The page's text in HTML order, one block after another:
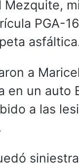
PGA-
a
en un auto
a las